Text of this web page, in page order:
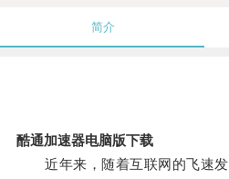
简介
酷通加速器电脑版下载
近年来，随着互联网的飞速发